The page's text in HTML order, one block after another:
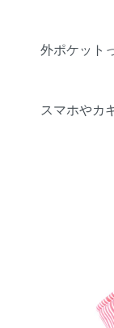
外ポケット
スマホやカ